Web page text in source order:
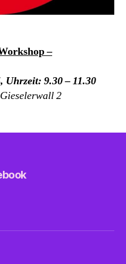
–
Uhrzeit: 9.30 – 11.30
2